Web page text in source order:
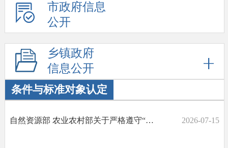
市政府信息
公开
乡镇政府
信息公开
条件与标准对象认定
自然资源部 农业农村部关于严格遵守“八不准”要求坚决遏制新增农村乱占耕地建房问题的通知 2026-07-15